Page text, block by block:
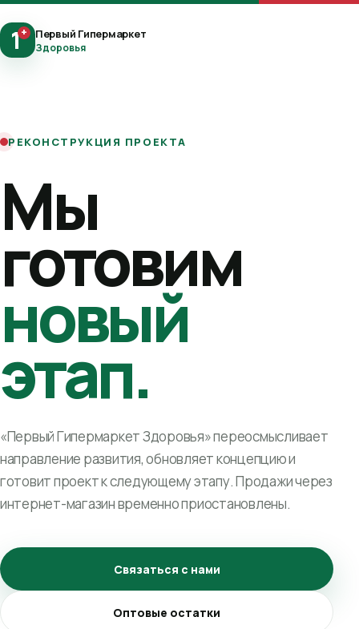
1+ Первый Гипермаркет
Здоровья
РЕКОНСТРУКЦИЯ ПРОЕКТА
Мы
готовим
новый
этап.
«Первый Гипермаркет Здоровья» переосмысливает
направление развития, обновляет концепцию и
готовит проект к следующему этапу. Продажи через
интернет-магазин временно приостановлены.
Связаться с нами
Оптовые остатки